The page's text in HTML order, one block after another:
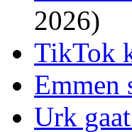
2026)
TikTok
Emmen
Urk